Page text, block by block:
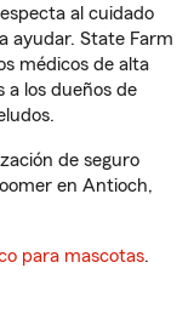
al cuidado
ayudar. State Farm
médicos de alta
los dueños de
de seguro
en Antioch,
para mascotas.